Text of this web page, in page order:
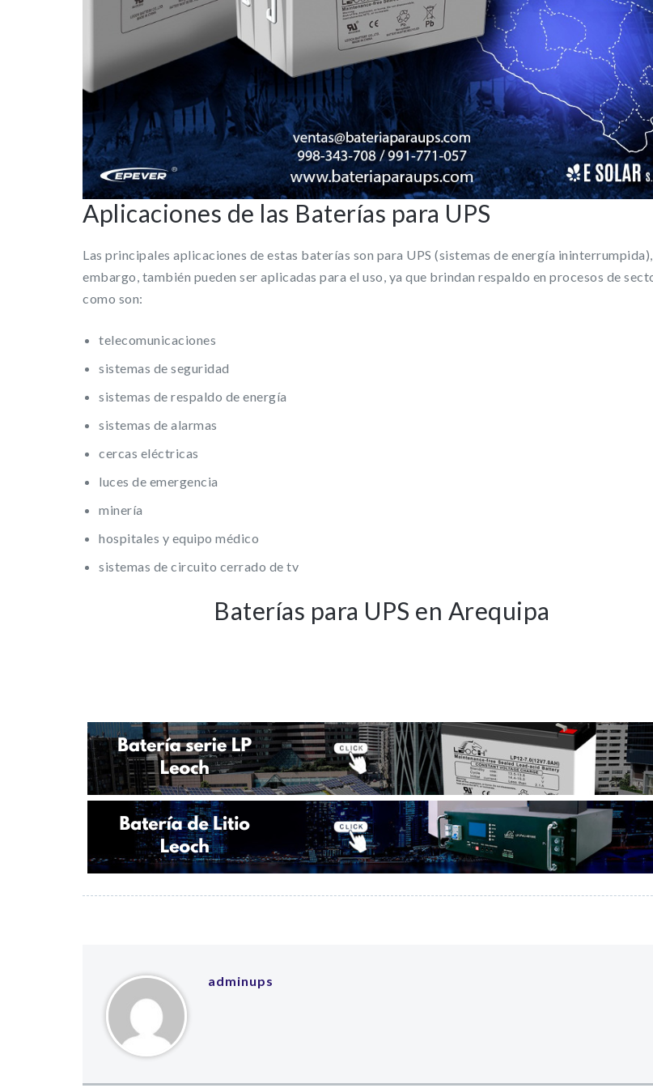
Aplicaciones de las Baterías para UPS
Las principales aplicaciones de estas baterías son para UPS (sistemas de energía
embargo, también pueden ser aplicadas para el uso, ya que brindan respaldo en procesos de
como son:
telecomunicaciones
sistemas de seguridad
sistemas de respaldo de energía
sistemas de alarmas
cercas eléctricas
luces de emergencia
minería
hospitales y equipo médico
sistemas de circuito cerrado de tv
Baterías para UPS en Arequipa
adminups